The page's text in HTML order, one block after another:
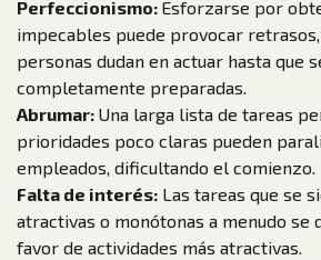
Perfeccionismo: Esforzarse por
impecables puede provocar retrasos,
personas dudan en actuar hasta que
completamente preparadas.
Abrumar: Una larga lista de tareas
prioridades poco claras pueden
empleados, dificultando el comienzo.
Falta de interés: Las tareas que se
atractivas o monótonas a menudo se
favor de actividades más atractivas.